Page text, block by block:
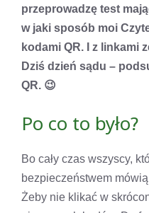
przeprowadzę test
w jaki sposób moi
kodami QR. I z linkami
Dziś dzień sądu –
QR. 😉
Po co to było?
Bo cały czas wszyscy,
bezpieczeństwem
Żeby nie klikać w